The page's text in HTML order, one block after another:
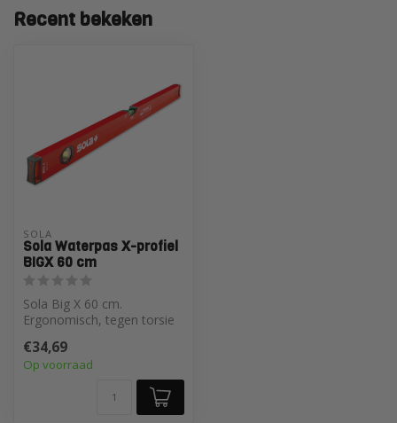
Recent bekeken
SOLA
Sola Waterpas X-profiel
BIGX 60 cm
Sola Big X 60 cm.
Ergonomisch, tegen torsie
voor blij...
€34,69
Op voorraad